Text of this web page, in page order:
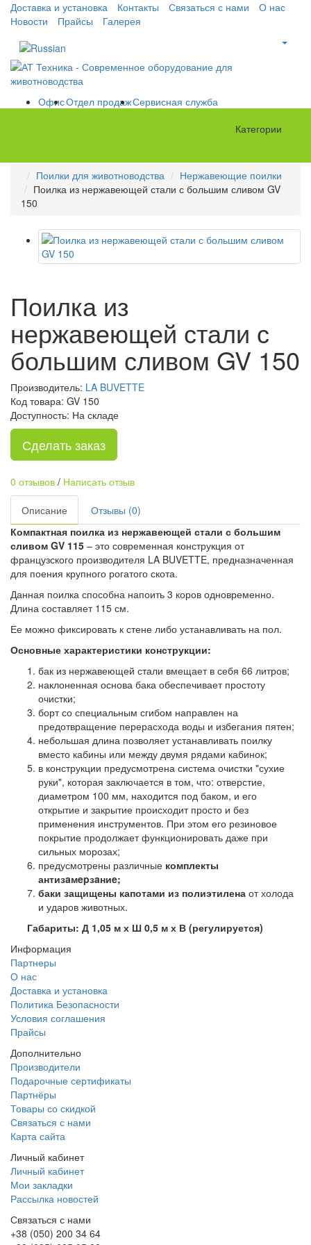
Доставка и установка Контакты Связаться с нами
О нас
Новости
Прайсы Галерея
ОфисОтдел продажСервисная служба
Категории
Поилки для животноводства
Нержавеющие поилки
Поилка из нержавеющей стали с большим сливом GV
150
Поилка из
нержавеющей стали с
большим сливом GV 150
Производитель: LA BUVETTE
Код товара: GV 150
Доступность: На складе
Сделать заказ
0 отзывов / Написать отзыв
Описание
Отзывы (0)
Компактная поилка из нержавеющей стали с большим
сливом GV 115 – это современная конструкция от
французского производителя LA BUVETTE, предназначенная
для поения крупного рогатого скота.
Данная поилка способна напоить 3 коров одновременно.
Длина составляет 115 см.
Ее можно фиксировать к стене либо устанавливать на пол.
Основные характеристики конструкции:
бак из нержавеющей стали вмещает в себя 66 литров;
наклоненная основа бака обеспечивает простоту
очистки;
борт со специальным сгибом направлен на
предотвращение перерасхода воды и избегания пятен;
небольшая длина позволяет устанавливать поилку
вместо кабины или между двумя рядами кабинок;
в конструкции предусмотрена система очистки "сухие
руки", которая заключается в том, что: отверстие,
диаметром 100 мм, находится под баком, и его
открытие и закрытие происходит просто и без
применения инструментов. При этом его резиновое
покрытие продолжает функционировать даже при
сильных морозах;
предусмотрены различные комплекты
антизaмepзaниe;
баки защищены капотами из полиэтилена от холода
и ударов животных.
Габариты: Д 1,05 м х Ш 0,5 м х В (регулируется)
Информация
Партнеры
О нас
Доставка и установка
Политика Безопасности
Условия соглашения
Прайсы
Дополнительно
Производители
Подарочные сертификаты
Партнёры
Товары со скидкой
Связаться с нами
Карта сайта
Личный кабинет
Личный кабинет
Мои закладки
Рассылка новостей
Связаться с нами
+38 (050) 200 34 64